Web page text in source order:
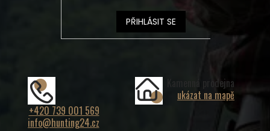
PŘIHLÁSIT SE
+420 739 001 569
info@hunting24.cz
Kamenná prodejna
ukázat na mapě